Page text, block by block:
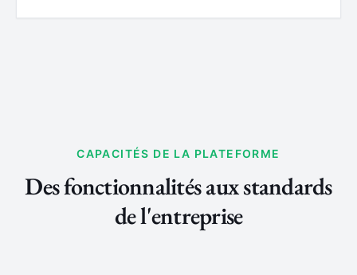
CAPACITÉS DE LA PLATEFORME
Des fonctionnalités aux standards
de l'entreprise